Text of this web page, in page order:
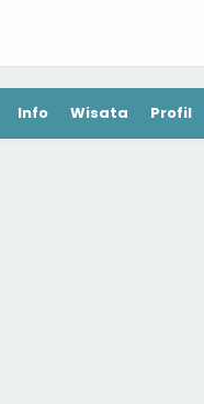
Info Wisata Profil